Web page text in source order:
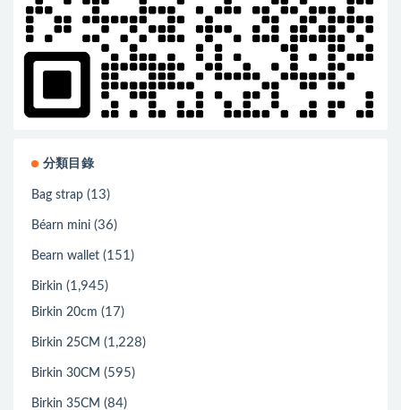
分類目錄
Bag strap (13)
Béarn mini (36)
Bearn wallet (151)
Birkin (1,945)
Birkin 20cm (17)
Birkin 25CM (1,228)
Birkin 30CM (595)
Birkin 35CM (84)